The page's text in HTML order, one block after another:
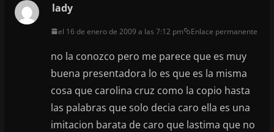
lady
el 16 de enero de 2009 a las 7:12 pm Enlace permanente
no la conozco pero me parece que es muy
buena presentadora lo es que es la misma
cosa que carolina cruz como la copio hasta
las palabras que solo decia caro ella es una
imitacion barata de caro que lastima que no